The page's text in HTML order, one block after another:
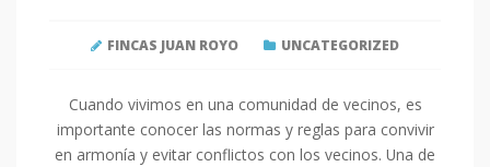
FINCAS JUAN ROYO UNCATEGORIZED
Cuando vivimos en una comunidad de vecinos, es
importante conocer las normas y reglas para convivir
en armonía y evitar conflictos con los vecinos. Una de